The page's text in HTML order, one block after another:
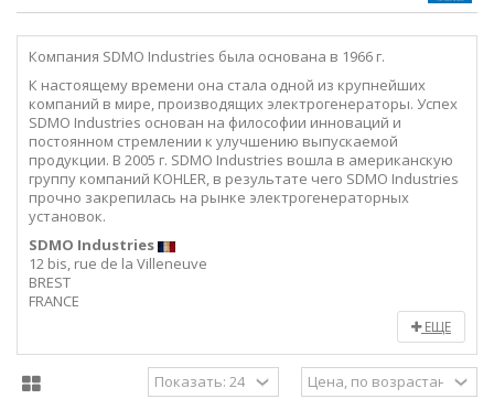
Компания SDMO Industries была основана в 1966 г.
К настоящему времени она стала одной из крупнейших
компаний в мире, производящих электрогенераторы. Успех
SDMO Industries основан на философии инноваций и
постоянном стремлении к улучшению выпускаемой
продукции. В 2005 г. SDMO Industries вошла в американскую
группу компаний KOHLER, в результате чего SDMO Industries
прочно закрепилась на рынке электрогенераторных
установок.
SDMO Industries
12 bis, rue de la Villeneuve
BREST
FRANCE
ЕЩЕ